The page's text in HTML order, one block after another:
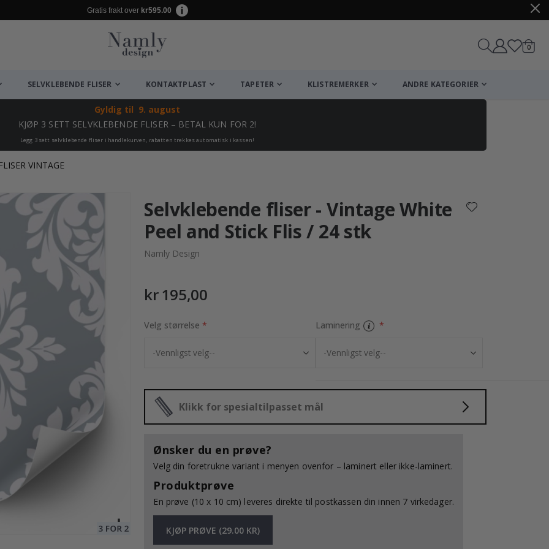
Gratis frakt over kr595.00
0varer
SELVKLEBENDE FLISER KONTAKTPLAST TAPETER KLISTREMERKER ANDRE KATEGORIER
Gyldig til 9. august
KJØP 3 SETT SELVKLEBENDE FLISER – BETAL KUN FOR 2!
Legg 3 sett selvklebende fliser i handlekurven, rabatten trekkes automatisk i kassen!
VINTAGE
Selvklebende fliser - Vintage White
Peel and Stick Flis / 24 stk
Namly Design
kr 195,00
Velg størrelse Laminering
Klikk for spesialtilpasset mål
Ønsker du en prøve?
Velg din foretrukne variant i menyen ovenfor – laminert eller ikke-laminert.
Produktprøve
En prøve (10 x 10 cm) leveres direkte til postkassen din innen 7 virkedager.
KJØP PRØVE (29.00 KR)